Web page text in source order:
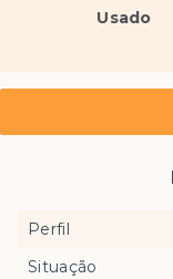
Usado
Perfil
Situação